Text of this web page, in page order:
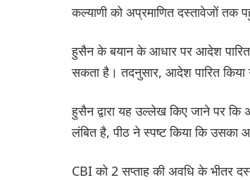
कल्याणी को अप्रमाणित दस्तावेजों तक
हुसैन के बयान के आधार पर आदेश पारित
सकता है। तदनुसार, आदेश पारित किया
हुसैन द्वारा यह उल्लेख किए जाने पर कि
लंबित है, पीठ ने स्पष्ट किया कि उसका
CBI को 2 सप्ताह की अवधि के भीतर